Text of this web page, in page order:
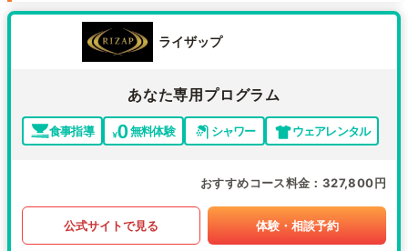
ライザップ
あなた専用プログラム
食事指導 無料体験 シャワー ウェアレンタル
おすすめコース料金 327,800円
公式サイトで見る 体験・相談予約